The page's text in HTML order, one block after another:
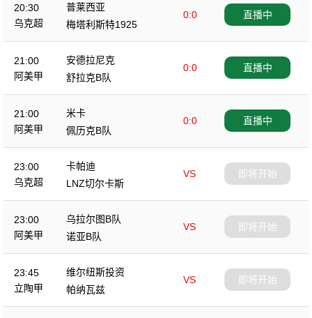
20:30
乌克超
普莱西亚
0:0
梅塔利斯特1925
直播中
21:00
阿美甲
安德拉尼克
0:0
舒拉克B队
直播中
21:00
阿美甲
米卡
0:0
佩历克B队
直播中
23:00
乌克超
卡帕迪
VS
LNZ切尔卡斯
即将开始
23:00
阿美甲
乌拉尔图B队
VS
诺亚B队
即将开始
23:45
立陶甲
维尔纽斯投资
VS
帕纳瓦兹
即将开始